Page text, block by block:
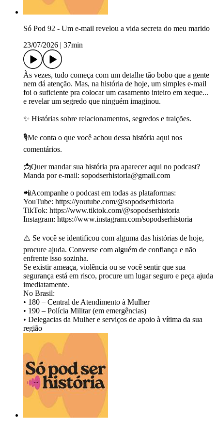
Só Pod 92 - Um e-mail revelou a vida secreta do meu marido
23/07/2026
37min
Às vezes, tudo começa com um detalhe tão bobo que a gente
nem dá atenção. Mas, na história de hoje, um simples e-mail
foi o suficiente pra colocar um casamento inteiro em xeque...
e revelar um segredo que ninguém imaginou.
✨ Histórias sobre relacionamentos, segredos e traições.
🎙️Me conta o que você achou dessa história aqui nos
comentários.
📩Quer mandar sua história pra aparecer aqui no podcast?
Manda por e-mail: ⁠⁠⁠⁠⁠⁠⁠⁠⁠⁠⁠⁠⁠⁠sopodserhistoria@gmail.com⁠⁠⁠⁠⁠⁠⁠⁠⁠⁠⁠⁠⁠⁠
📲Acompanhe o podcast em todas as plataformas:
YouTube: https://youtube.com/@sopodserhistoria
TikTok: ⁠https://www.tiktok.com/@sopodserhistoria⁠
Instagram: https://www.instagram.com/sopodserhistoria
⚠️ Se você se identificou com alguma das histórias de hoje,
procure ajuda. Converse com alguém de confiança e não
enfrente isso sozinha.
Se existir ameaça, violência ou se você sentir que sua
segurança está em risco, procure um lugar seguro e peça ajuda
imediatamente.
No Brasil:
• 180 – Central de Atendimento à Mulher
• 190 – Polícia Militar (em emergências)
• Delegacias da Mulher e serviços de apoio à vítima da sua
região